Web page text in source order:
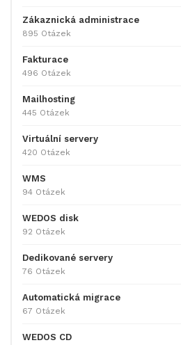
Zákaznická administrace
895 Otázek
Fakturace
496 Otázek
Mailhosting
445 Otázek
Virtuální servery
420 Otázek
WMS
94 Otázek
WEDOS disk
92 Otázek
Dedikované servery
76 Otázek
Automatická migrace
67 Otázek
WEDOS CD